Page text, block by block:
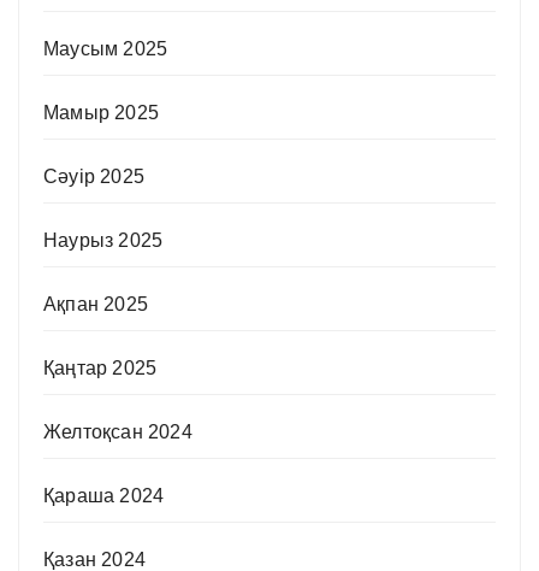
Маусым 2025
Мамыр 2025
Сәуір 2025
Наурыз 2025
Ақпан 2025
Қаңтар 2025
Желтоқсан 2024
Қараша 2024
Қазан 2024